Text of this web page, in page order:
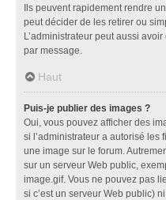
Ils peuvent rapidement rendre
peut décider de les retirer ou
L’administrateur peut aussi
par message.
Haut
Puis-je publier des images ?
Oui, vous pouvez afficher des
si l’administrateur a autorisé les
une image sur le forum.
sur un serveur Web public,
image.gif. Vous ne pouvez pas
si c’est un serveur Web public)